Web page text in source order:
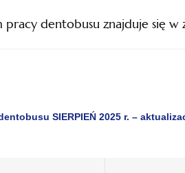
dentobusu znajduje się w
SIERPIEŃ 2025 r. –